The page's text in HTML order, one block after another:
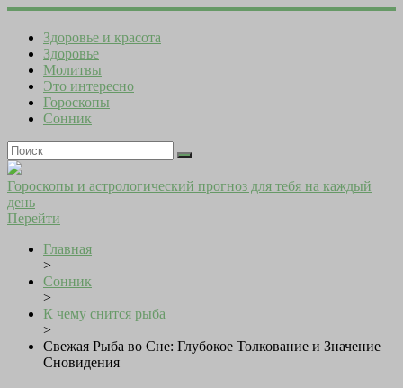
Здоровье и красота
Здоровье
Молитвы
Это интересно
Гороскопы
Сонник
Гороскопы и астрологический прогноз для тебя на каждый
день
Перейти
Главная
>
Сонник
>
К чему снится рыба
>
Свежая Рыба во Сне: Глубокое Толкование и Значение
Сновидения